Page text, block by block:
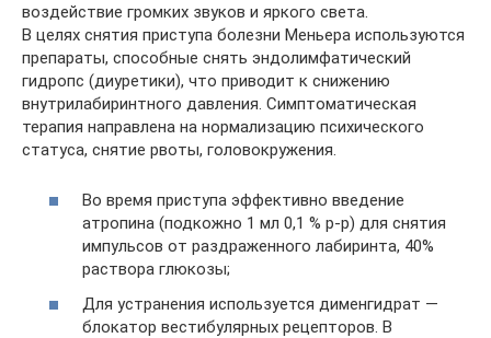
воздействие громких звуков и яркого света.
В целях снятия приступа болезни Меньера используются
препараты, способные снять эндолимфатический
гидропс (диуретики), что приводит к снижению
внутрилабиринтного давления. Симптоматическая
терапия направлена на нормализацию психического
статуса, снятие рвоты, головокружения.
Во время приступа эффективно введение
атропина (подкожно 1 мл 0,1 % р-р) для снятия
импульсов от раздраженного лабиринта, 40%
раствора глюкозы;
Для устранения используется дименгидрат —
блокатор вестибулярных рецепторов. В